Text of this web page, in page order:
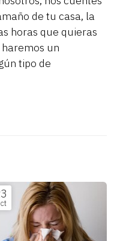
de tu casa, la
horas que quieras
un
tipo de